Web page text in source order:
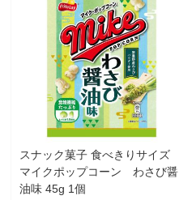
スナック菓子 食べきりサイズ
マイクポップコーン わさび醤
油味 45g 1個